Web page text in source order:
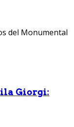
del Monumental
Giorgi: